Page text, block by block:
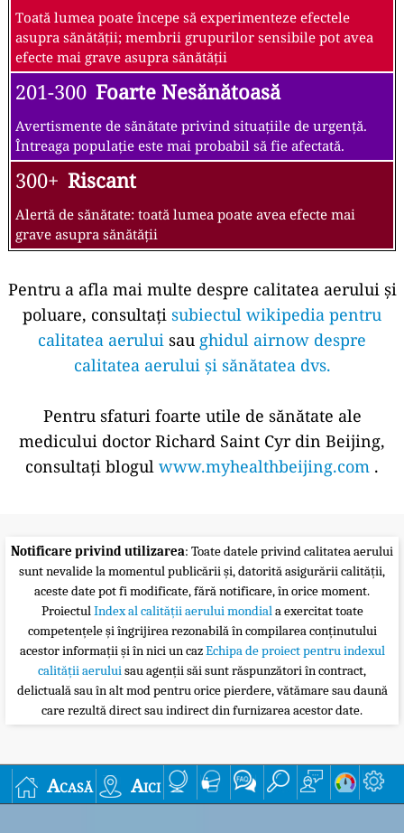
Toată lumea poate începe să experimenteze efectele
asupra sănătății; membrii grupurilor sensibile pot avea
efecte mai grave asupra sănătății
201-300 Foarte Nesănătoasă
Avertismente de sănătate privind situațiile de urgență.
Întreaga populație este mai probabil să fie afectată.
300+ Riscant
Alertă de sănătate: toată lumea poate avea efecte mai
grave asupra sănătății
Pentru a afla mai multe despre calitatea aerului și
poluare, consultați subiectul wikipedia pentru
calitatea aerului sau ghidul airnow despre
calitatea aerului și sănătatea dvs.
Pentru sfaturi foarte utile de sănătate ale
medicului doctor Richard Saint Cyr din Beijing,
consultați blogul www.myhealthbeijing.com .
Notificare privind utilizarea: Toate datele privind calitatea aerului
sunt nevalide la momentul publicării și, datorită asigurării calității,
aceste date pot fi modificate, fără notificare, în orice moment.
ProiectulIndex al calității aerului mondiala exercitat toate
competențele și îngrijirea rezonabilă în compilarea conținutului
acestor informații și în nici un cazEchipa de proiect pentru indexul
calității aeruluisau agenții săi sunt răspunzători în contract,
delictuală sau în alt mod pentru orice pierdere, vătămare sau daună
care rezultă direct sau indirect din furnizarea acestor date.
Acasă Aici